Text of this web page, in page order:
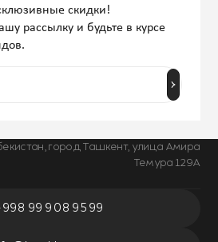
город Ташкент, улица Амира
Темура 129А
99 908 95 99
скидки!
рассылку и будьте в курсе